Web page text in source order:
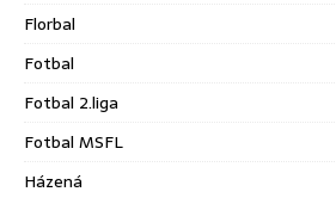
Florbal
Fotbal
Fotbal 2.liga
Fotbal MSFL
Házená